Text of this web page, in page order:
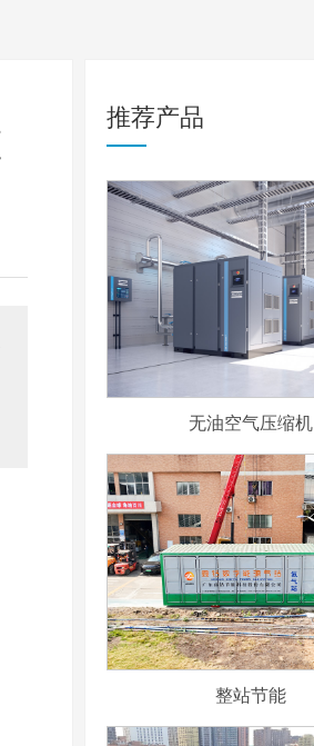
推荐产品
无油空气压缩机
整站节能